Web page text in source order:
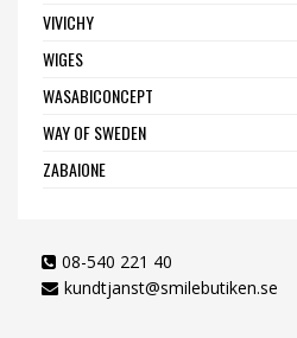
VIVICHY
WIGES
WASABICONCEPT
WAY OF SWEDEN
ZABAIONE
08-540 221 40
kundtjanst@smilebutiken.se